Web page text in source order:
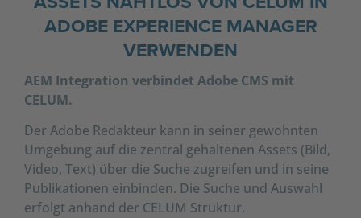
ADOBE EXPERIENCE MANAGER
VERWENDEN
AEM Integration verbindet Adobe CMS mit
CELUM.
Der Adobe Redakteur kann in seiner gewohnten
Umgebung auf die zentral gehaltenen Assets (Bild,
Video, Text) über die Suche zugreifen und in seine
Publikationen einbinden. Die Suche und Auswahl
erfolgt anhand der CELUM Struktur.